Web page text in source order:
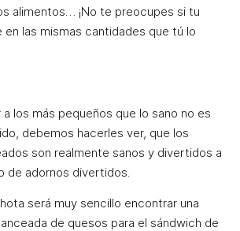
alimentos… ¡No te preocupes si tu
en las mismas cantidades que tú lo
los más pequeños que lo sano no es
debemos hacerles ver, que los
son realmente sanos y divertidos a
de adornos divertidos.
será muy sencillo encontrar una
de quesos para el sándwich de